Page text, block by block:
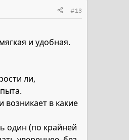
#13
и удобная.
ли,
в какие
один (по крайней